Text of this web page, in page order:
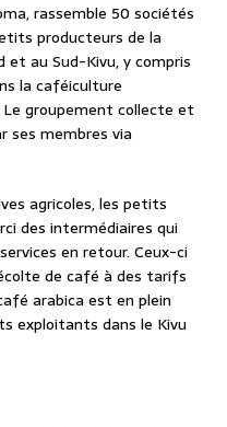
rassemble 50 sociétés
producteurs de la
au Sud-Kivu, y compris
la caféiculture
groupement collecte et
ses membres via
agricoles, les petits
des intermédiaires qui
en retour. Ceux-ci
de café à des tarifs
arabica est en plein
exploitants dans le Kivu